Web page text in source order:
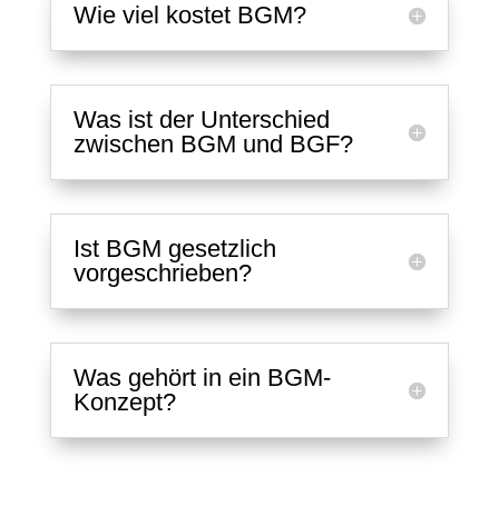
Wie viel kostet BGM?
Was ist der Unterschied
zwischen BGM und BGF?
Ist BGM gesetzlich
vorgeschrieben?
Was gehört in ein BGM-
Konzept?